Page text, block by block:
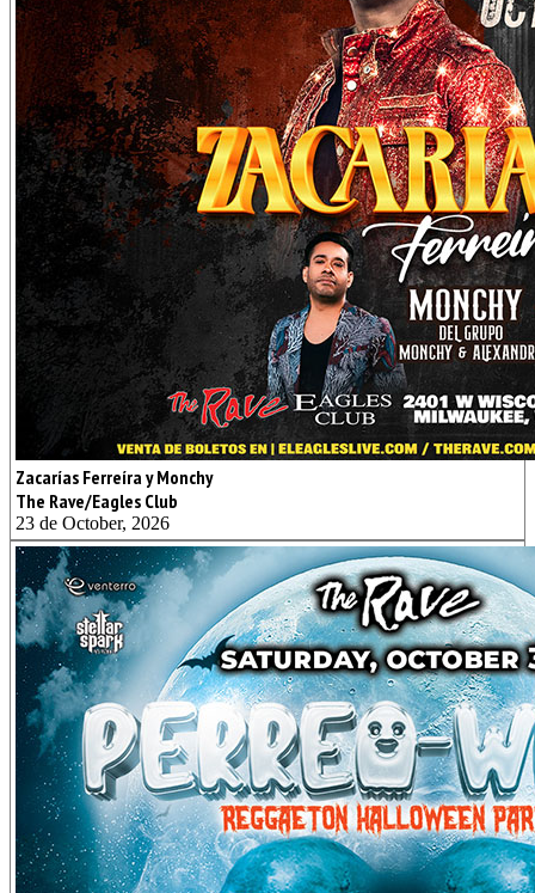
Zacarías Ferreíra y Monchy
The Rave/Eagles Club
23 de October, 2026